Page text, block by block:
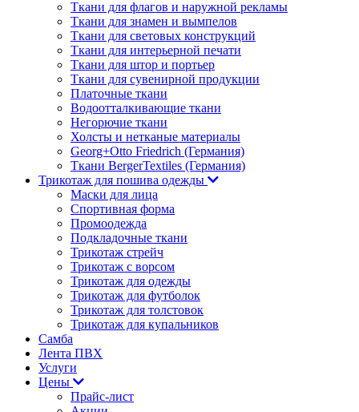
Ткани для флагов и наружной рекламы
Ткани для знамен и вымпелов
Ткани для световых конструкций
Ткани для интерьерной печати
Ткани для штор и портьер
Ткани для сувенирной продукции
Платочные ткани
Водоотталкивающие ткани
Негорючие ткани
Холсты и нетканые материалы
Georg+Otto Friedrich (Германия)
Ткани BergerTextiles (Германия)
Трикотаж для пошива одежды
Маски для лица
Спортивная форма
Промоодежда
Подкладочные ткани
Трикотаж стрейч
Трикотаж с ворсом
Трикотаж для одежды
Трикотаж для футболок
Трикотаж для толстовок
Трикотаж для купальников
Самба
Лента ПВХ
Услуги
Цены
Прайс-лист